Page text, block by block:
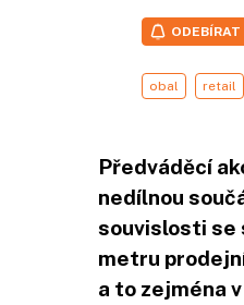
obal retail
Předváděcí
nedílnou
souvislosti se
metru
a to zejména